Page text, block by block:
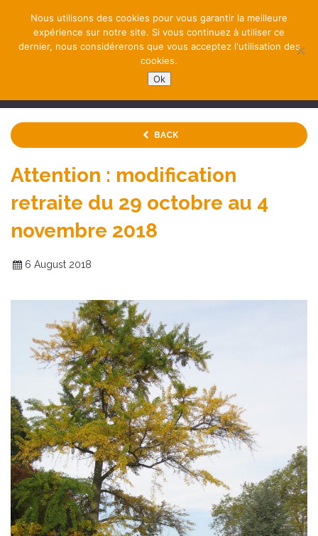
BACK
Attention : modification
retraite du 29 octobre au 4
novembre 2018
6 August 2018
Nous utilisons des cookies pour vous garantir la meilleure
expérience sur notre site. Si vous continuez à utiliser ce
dernier, nous considérerons que vous acceptez l'utilisation des
cookies.
Ok